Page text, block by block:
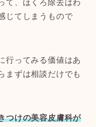
て、ほくろ除去はわ
じてしまうもので
行ってみる価値はあ
まずは相談だけでも
つけの美容皮膚科が